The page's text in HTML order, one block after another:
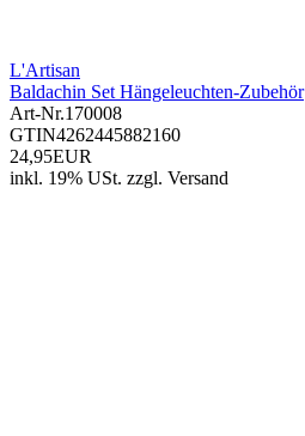
L'Artisan
Baldachin Set Hängeleuchten-Zubehör
Art-Nr.170008
GTIN4262445882160
24,95EUR
inkl. 19% USt. zzgl. Versand